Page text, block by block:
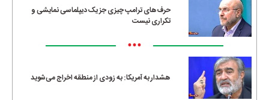
حرف‌های ترامپ چیزی جز یک دیپلماسی نمایشی و
تکراری نیست
•••
هشدار به آمریکا: به زودی از منطقه اخراج می‌شوید